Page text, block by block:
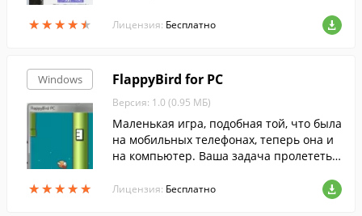
★★★★★
★★★★★
ку.
Лицензия: Бесплатно
Windows
★★★★★
★★★★★
FlappyBird for PC
Версия: 1.0 (0.95 МБ)
Маленькая игра, подобная той, что была
на мобильных телефонах, теперь она и
на компьютер. Ваша задача пролететь
Лицензия: Бесплатно